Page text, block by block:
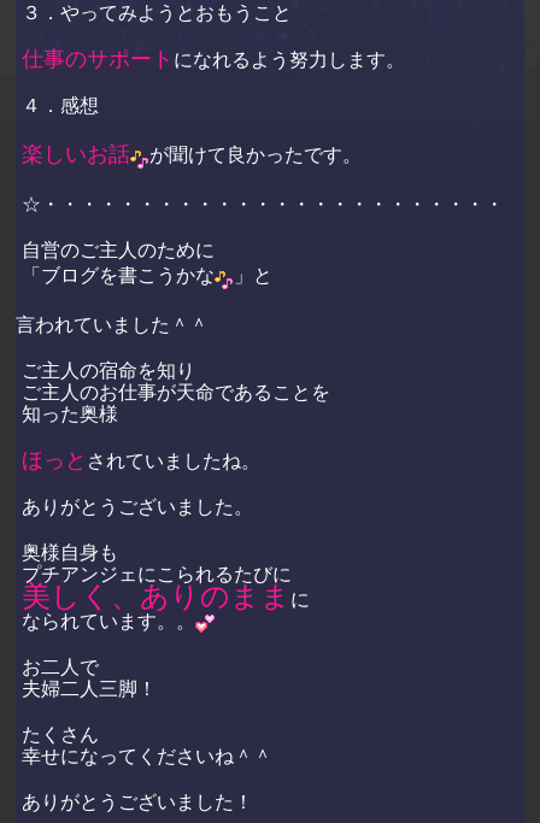
３．やってみようとおもうこと
仕事のサポート になれるよう努力します。
４．感想
楽しいお話 が聞けて良かったです。
☆・・・・・・・・・・・・・・・・・・・・・・・・
自営のご主人のために
「ブログを書こうかな
」と
言われていました＾＾
ご主人の宿命を知り
ご主人のお仕事が天命であることを
知った奥様
ほっと されていましたね。
ありがとうございました。
奥様自身も
プチアンジェにこられるたびに
美しく、ありのまま に
なられています。。
お二人で
夫婦二人三脚！
たくさん
幸せになってくださいね＾＾
ありがとうございました！